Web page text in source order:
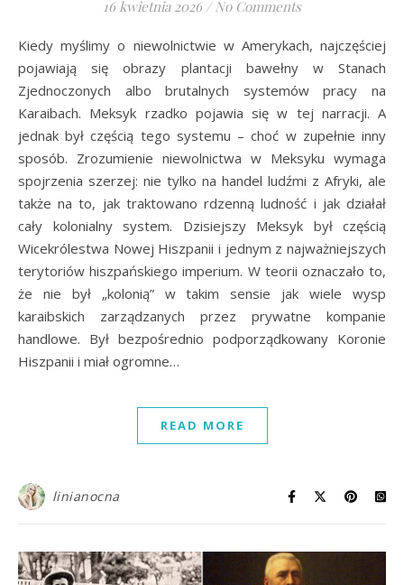
16 kwietnia 2026 / No Comments
Kiedy myślimy o niewolnictwie w Amerykach, najczęściej
pojawiają się obrazy plantacji bawełny w Stanach
Zjednoczonych albo brutalnych systemów pracy na
Karaibach. Meksyk rzadko pojawia się w tej narracji. A
jednak był częścią tego systemu – choć w zupełnie inny
sposób. Zrozumienie niewolnictwa w Meksyku wymaga
spojrzenia szerzej: nie tylko na handel ludźmi z Afryki, ale
także na to, jak traktowano rdzenną ludność i jak działał
cały kolonialny system. Dzisiejszy Meksyk był częścią
Wicekrólestwa Nowej Hiszpanii i jednym z najważniejszych
terytoriów hiszpańskiego imperium. W teorii oznaczało to,
że nie był „kolonią” w takim sensie jak wiele wysp
karaibskich zarządzanych przez prywatne kompanie
handlowe. Był bezpośrednio podporządkowany Koronie
Hiszpanii i miał ogromne…
READ MORE
linianocna